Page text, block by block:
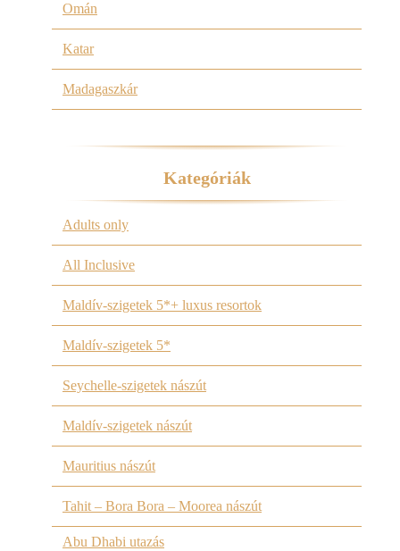
Omán
Katar
Madagaszkár
Kategóriák
Adults only
All Inclusive
Maldív-szigetek 5*+ luxus resortok
Maldív-szigetek 5*
Seychelle-szigetek nászút
Maldív-szigetek nászút
Mauritius nászút
Tahit – Bora Bora – Moorea nászút
Abu Dhabi utazás